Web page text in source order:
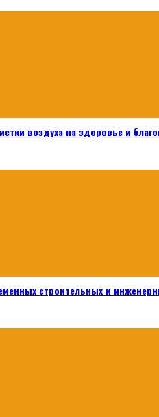
воздуха на здоровье и
строительных и